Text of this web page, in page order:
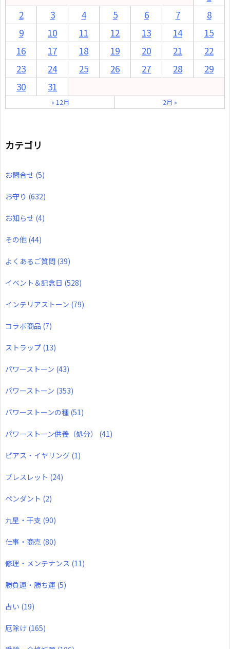
2
3 4 5 6 7
8
9
10 11 12 13 14
15
16
17 18 19 20 21
22
23
24 25 26 27 28
29
30
31
« 12月 2月 »
カテゴリ
お問合せ (5)
お守り (632)
お知らせ (4)
その他 (44)
よくあるご質問 (39)
イベント＆記念日 (528)
インテリアストーン (79)
コラボ商品 (7)
ストラップ (13)
パワーストーン (43)
パワーストーン (353)
パワーストーンの種 (51)
パワーストーン供養（処分） (41)
ピアス・イヤリング (1)
ブレスレット (24)
ペンダント (2)
九星・干支 (90)
仕事・商売 (80)
修理・メンテナンス (11)
勝負運・勝ち運 (5)
占い (19)
厄除け (165)